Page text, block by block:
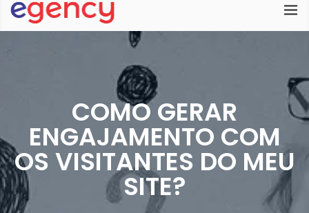
COMO GERAR
ENGAJAMENTO COM
OS VISITANTES DO MEU
SITE?